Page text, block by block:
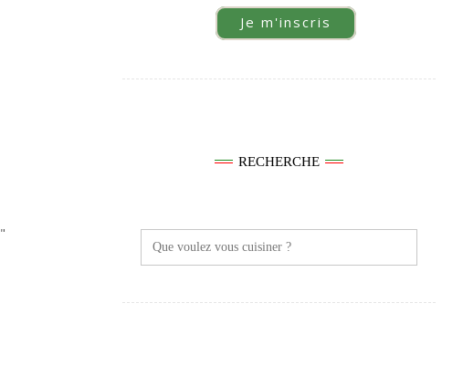
Je m'inscris
RECHERCHE
Search
for: